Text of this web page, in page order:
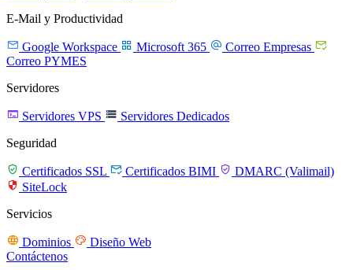
E-Mail y Productividad
 Google Workspace  Microsoft 365  Correo Empresas 
Correo PYMES
Servidores
 Servidores VPS  Servidores Dedicados
Seguridad
 Certificados SSL  Certificados BIMI  DMARC (Valimail)
 SiteLock
Servicios
 Dominios  Diseño Web
Contáctenos